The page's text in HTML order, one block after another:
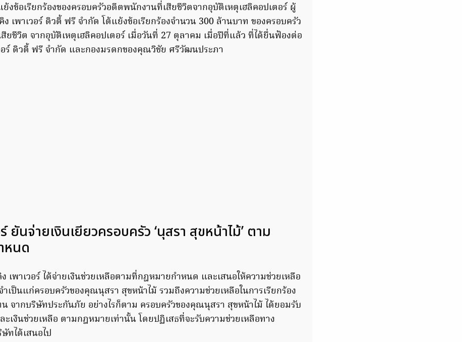
ย้งข้อเรียกร้องของครอบครัวอดีตพนักงานที่เสียชีวิตจากอุบัติเหตุเฮลิคอปเตอร์ ผู้
เพาเวอร์ ดิวตี้ ฟรี จำกัด โต้แย้งข้อเรียกร้องจำนวน 300 ล้านบาท ของครอบครัว
ยชีวิต จากอุบัติเหตุเฮลิคอปเตอร์ เมื่อวันที่ 27 ตุลาคม เมื่อปีที่แล้ว ที่ได้ยื่นฟ้องต่อ
อร์ ดิวตี้ ฟรี จำกัด และกองมรดกของคุณวิชัย ศรีวัฒนประภา
ยันจ่ายเงินเยียวครอบครัว ‘นุสรา สุขหน้าไม้’ ตาม
หนด
เพาเวอร์ ได้จ่ายเงินช่วยเหลือตามที่กฎหมายกำหนด และเสนอให้ความช่วยเหลือ
เป็นแก่ครอบครัวของคุณนุสรา สุขหน้าไม้ รวมถึงความช่วยเหลือในการเรียกร้อง
จากบริษัทประกันภัย อย่างไรก็ตาม ครอบครัวของคุณนุสรา สุขหน้าไม้ ได้ยอมรับ
ะเงินช่วยเหลือ ตามกฎหมายเท่านั้น โดยปฏิเสธที่จะรับความช่วยเหลือทาง
ทได้เสนอไป